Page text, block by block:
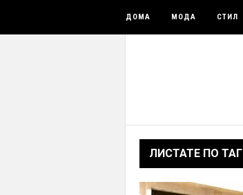
ДОМА МОДА СТИЛ
ЛИСТАТЕ ПО ТАГ